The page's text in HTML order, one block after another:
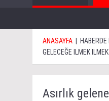
ANASAYFA | HABERDE
GELECEĞE ILMEK
Asırlık